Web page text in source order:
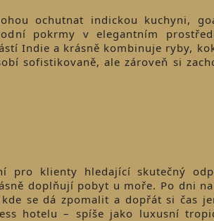
ochutnat indickou kuchyni,
pokrmy v elegantním
Indie a krásně kombinuje ryby,
sofistikovaně, ale zároveň si
klienty hledající skutečný
doplňují pobyt u moře. Po dni
se dá zpomalit a dopřát si čas
hotelu – spíše jako luxusní